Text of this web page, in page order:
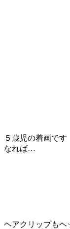
５歳児の着画で
なれば…
ヘアクリップもヘ